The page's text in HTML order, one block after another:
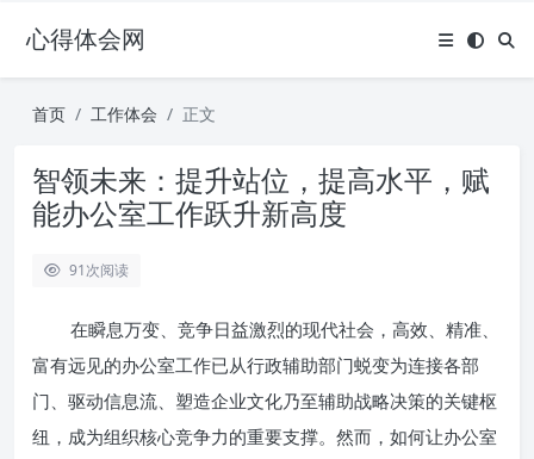
心得体会网
首页 工作体会 正文
智领未来：提升站位，提高水平，赋
能办公室工作跃升新高度
91次阅读
在瞬息万变、竞争日益激烈的现代社会，高效、精准、
富有远见的办公室工作已从行政辅助部门蜕变为连接各部
门、驱动信息流、塑造企业文化乃至辅助战略决策的关键枢
纽，成为组织核心竞争力的重要支撑。然而，如何让办公室